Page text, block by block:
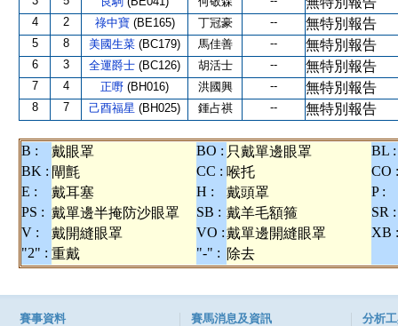
4 2 祿中寶 (BE165) 丁冠豪 -- 無特別報告
5 8 美國生菜 (BC179) 馬佳善 -- 無特別報告
6 3 全運爵士 (BC126) 胡活士 -- 無特別報告
7 4 正嘢 (BH016) 洪國興 -- 無特別報告
8 7 己酉福星 (BH025) 鍾占祺 -- 無特別報告
B : 戴眼罩 BO : 只戴單邊眼罩
BL :
BK : 閘氈 CC : 喉托
CO :
E :
戴耳塞 H : 戴頭罩
P :
PS : 戴單邊半掩防沙眼罩 SB : 戴羊毛額箍
SR :
V :
戴開縫眼罩 VO :戴單邊開縫眼罩
XB :
"2" : 重戴 "-" : 除去
賽事資料 賽馬消息及資訊 分析